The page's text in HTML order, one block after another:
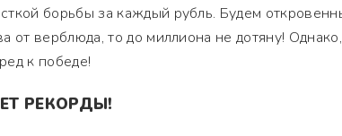
борьбы за каждый рубль. Будем
от верблюда, то до миллиона не дотяну!
к победе!
РЕКОРДЫ!